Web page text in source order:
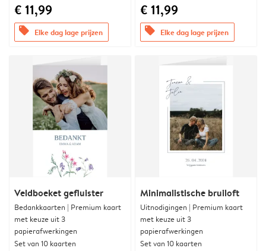
€ 11,99
offers Elke dag lage prijzen
€ 11,99
offers Elke dag lage prijzen
Veldboeket gefluister
Bedankkaarten | Premium kaart
met keuze uit 3
papierafwerkingen
Set van 10 kaarten
Minimalistische bruiloft
Uitnodigingen | Premium kaart
met keuze uit 3
papierafwerkingen
Set van 10 kaarten